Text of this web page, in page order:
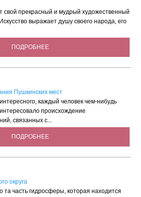
свой прекрасный и мудрый художественный
выражает душу своего народа, его
ПОДРОБНЕЕ
Пушкинских мест
каждый человек чем-нибудь
происхождение
связанных с...
ПОДРОБНЕЕ
округа
та часть гидросферы, которая находится